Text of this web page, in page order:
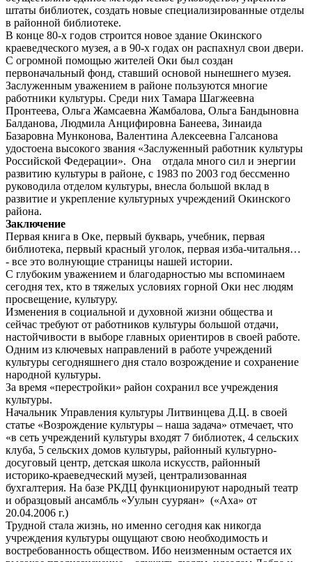
штаты библиотек, создать новые специализированные отделы
в районной библиотеке.
В конце 80-х годов строится новое здание Окинского
краеведческого музея, а в 90-х годах он распахнул свои двери.
С огромной помощью жителей Оки был создан
первоначальный фонд, ставший основой нынешнего музея.
Заслуженным уважением в районе пользуются многие
работники культуры. Среди них Тамара Шагжеевна
Пронтеева, Ольга Жамсаевна Жамбалова, Ольга Бандыновна
Балданова, Людмила Анцифировна Банеева, Зинаида
Базаровна Мунконова, Валентина Алексеевна Галсанова
удостоена высокого звания «Заслуженный работник культуры
Российской Федерации». Она отдала много сил и энергии
развитию культуры в районе, с 1983 по 2003 год бессменно
руководила отделом культуры, внесла большой вклад в
развитие и укрепление культурных учреждений Окинского
района.
Заключение
Первая книга в Оке, первый букварь, учебник, первая
библиотека, первый красный уголок, первая изба-читальня…
- все это волнующие страницы нашей истории.
С глубоким уважением и благодарностью мы вспоминаем
сегодня тех, кто в тяжелых условиях горной Оки нес людям
просвещение, культуру.
Изменения в социальной и духовной жизни общества и
сейчас требуют от работников культуры большой отдачи,
настойчивости в выборе главных ориентиров в своей работе.
Одним из ключевых направлений в работе учреждений
культуры сегодняшнего дня стало возрождение и сохранение
народной культуры.
За время «перестройки» район сохранил все учреждения
культуры.
Начальник Управления культуры Литвинцева Д.Ц. в своей
статье «Возрождение культуры – наша задача» отмечает, что
«в сеть учреждений культуры входят 7 библиотек, 4 сельских
клуба, 5 сельских домов культуры, районный культурно-
досуговый центр, детская школа искусств, районный
историко-краеведческий музей, централизованная
бухгалтерия. На базе РКДЦ функционируют народный театр
и образцовый ансамбль «Уулын сууряан» («Аха» от
20.04.2006 г.)
Трудной стала жизнь, но именно сегодня как никогда
учреждения культуры ощущают свою необходимость и
востребованность обществом. Ибо неизменным остается их